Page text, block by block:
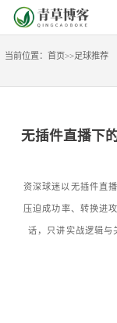
当前位置： 首页>>足球推荐
无插件直播下
资深球迷以无插件直
压迫成功率、转换进
话，只讲实战逻辑与